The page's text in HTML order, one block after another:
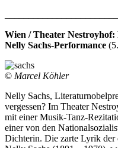
Wien / Theater Nestroyhof:
Nelly Sachs-Performance
© Marcel Köhler
Nelly Sachs,
vergessen? Im Theater
mit einer Musik-Tanz-
einer von den
Dichterin. Die zarte Lyrik der